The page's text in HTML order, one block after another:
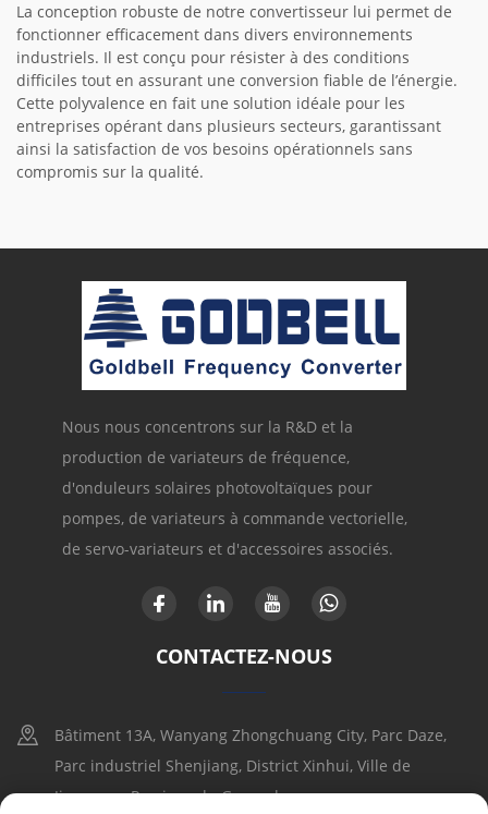
La conception robuste de notre convertisseur lui permet de
fonctionner efficacement dans divers environnements
industriels. Il est conçu pour résister à des conditions
difficiles tout en assurant une conversion fiable de l’énergie.
Cette polyvalence en fait une solution idéale pour les
entreprises opérant dans plusieurs secteurs, garantissant
ainsi la satisfaction de vos besoins opérationnels sans
compromis sur la qualité.
Nous nous concentrons sur la R&D et la
production de variateurs de fréquence,
d'onduleurs solaires photovoltaïques pour
pompes, de variateurs à commande vectorielle,
de servo-variateurs et d'accessoires associés.
CONTACTEZ-NOUS
Bâtiment 13A, Wanyang Zhongchuang City, Parc Daze,
Parc industriel Shenjiang, District Xinhui, Ville de
Jiangmen, Province du Guangdong